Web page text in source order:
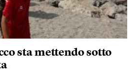
sta mettendo sotto